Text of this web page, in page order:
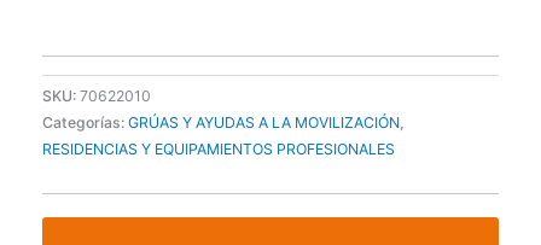
SKU: 70622010
Categorías: GRÚAS Y AYUDAS A LA MOVILIZACIÓN
RESIDENCIAS Y EQUIPAMIENTOS PROFESIONALES